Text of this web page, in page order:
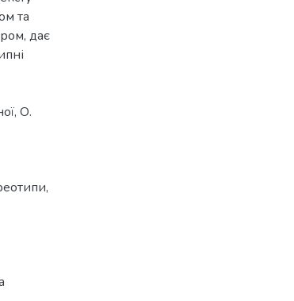
та
дає
О.
,